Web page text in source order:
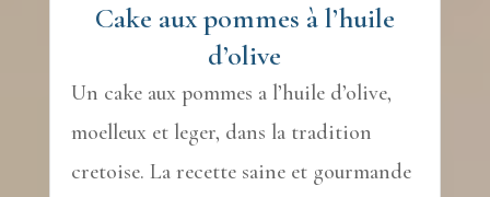
Cake aux pommes à l’huile
d’olive
Un cake aux pommes a l’huile d’olive,
moelleux et leger, dans la tradition
cretoise. La recette saine et gourmande